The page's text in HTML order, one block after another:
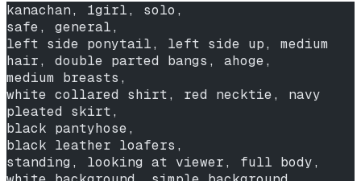
kanachan, 1girl, solo,
safe, general,
left side ponytail, left side up, medium
hair, double parted bangs, ahoge,
medium breasts,
white collared shirt, red necktie, navy
pleated skirt,
black pantyhose,
black leather loafers,
standing, looking at viewer, full body,